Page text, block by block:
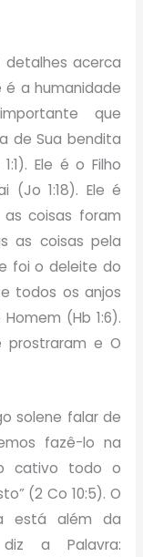
acerca
a humanidade
que
de Sua bendita
Ele é o Filho
(Jo 1:18). Ele é
coisas foram
as coisas pela
foi o deleite do
todos os anjos
(Hb 1:6).
prostraram e O
solene falar de
fazê-lo na
cativo todo o
(2 Co 10:5). O
está além da
diz a Palavra: